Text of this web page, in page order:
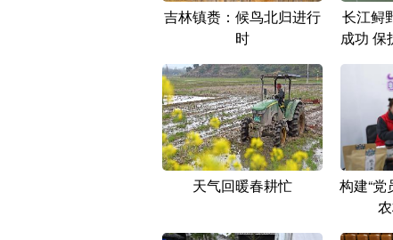
吉林镇赉：候鸟北归进行
时
长江鲟
成功 保
天气回暖春耕忙
构建“党